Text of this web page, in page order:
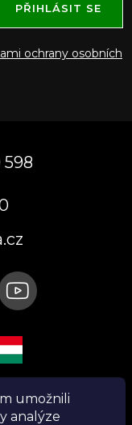
umožnili
analýze
ochrany osobních
PŘIHLÁSIT SE
598